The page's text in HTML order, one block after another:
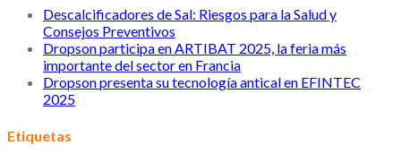
Descalcificadores de Sal: Riesgos para la Salud y
Consejos Preventivos
Dropson participa en ARTIBAT 2025, la feria más
importante del sector en Francia
Dropson presenta su tecnología antical en EFINTEC
2025
Etiquetas